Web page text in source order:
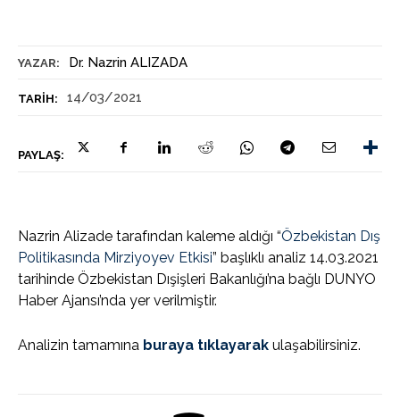
YAZAR: Dr. Nazrin ALIZADA
TARIH: 14/03/2021
PAYLAŞ:
Nazrin Alizade tarafından kaleme aldığı “Özbekistan Dış
Politikasında Mirziyoyev Etkisi” başlıklı analiz 14.03.2021
tarihinde Özbekistan Dışişleri Bakanlığı’na bağlı DUNYO
Haber Ajansı’nda yer verilmiştir.
Analizin tamamına buraya tıklayarak ulaşabilirsiniz.